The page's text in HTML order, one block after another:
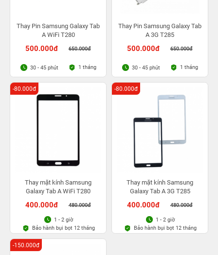
Thay Pin Samsung Galaxy Tab
A WiFi T280
500.000đ 650.000đ
30 - 45 phút 1 tháng
Thay Pin Samsung Galaxy Tab
A 3G T285
500.000đ 650.000đ
30 - 45 phút 1 tháng
Thay mặt kính Samsung
Galaxy Tab A WiFi T280
400.000đ 480.000đ
-80.000đ
1 - 2 giờ
Bảo hành bụi bọt 12 tháng
Thay mặt kính Samsung
Galaxy Tab A 3G T285
400.000đ 480.000đ
-80.000đ
1 - 2 giờ
Bảo hành bụi bọt 12 tháng
-150.000đ